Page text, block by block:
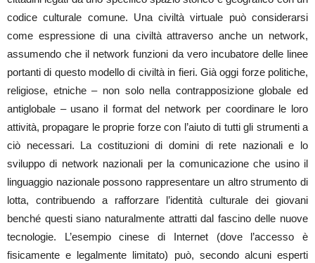
codice culturale comune. Una civiltà virtuale può considerarsi
come espressione di una civiltà attraverso anche un network,
assumendo che il network funzioni da vero incubatore delle linee
portanti di questo modello di civiltà in fieri. Già oggi forze politiche,
religiose, etniche – non solo nella contrapposizione globale ed
antiglobale – usano il format del network per coordinare le loro
attività, propagare le proprie forze con l’aiuto di tutti gli strumenti a
ciò necessari. La costituzioni di domini di rete nazionali e lo
sviluppo di network nazionali per la comunicazione che usino il
linguaggio nazionale possono rappresentare un altro strumento di
lotta, contribuendo a rafforzare l’identità culturale dei giovani
benché questi siano naturalmente attratti dal fascino delle nuove
tecnologie. L’esempio cinese di Internet (dove l’accesso è
fisicamente e legalmente limitato) può, secondo alcuni esperti